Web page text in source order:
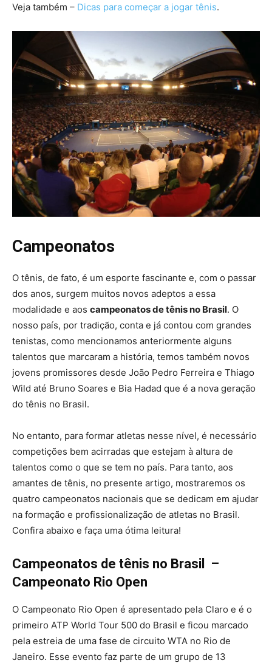
Veja também – Dicas para começar a jogar tênis.
Campeonatos
O tênis, de fato, é um esporte fascinante e, com o passar
dos anos, surgem muitos novos adeptos a essa
modalidade e aos campeonatos de tênis no Brasil. O
nosso país, por tradição, conta e já contou com grandes
tenistas, como mencionamos anteriormente alguns
talentos que marcaram a história, temos também novos
jovens promissores desde João Pedro Ferreira e Thiago
Wild até Bruno Soares e Bia Hadad que é a nova geração
do tênis no Brasil.
No entanto, para formar atletas nesse nível, é necessário
competições bem acirradas que estejam à altura de
talentos como o que se tem no país. Para tanto, aos
amantes de tênis, no presente artigo, mostraremos os
quatro campeonatos nacionais que se dedicam em ajudar
na formação e profissionalização de atletas no Brasil.
Confira abaixo e faça uma ótima leitura!
Campeonatos de tênis no Brasil –
Campeonato Rio Open
O Campeonato Rio Open é apresentado pela Claro e é o
primeiro ATP World Tour 500 do Brasil e ficou marcado
pela estreia de uma fase de circuito WTA no Rio de
Janeiro. Esse evento faz parte de um grupo de 13